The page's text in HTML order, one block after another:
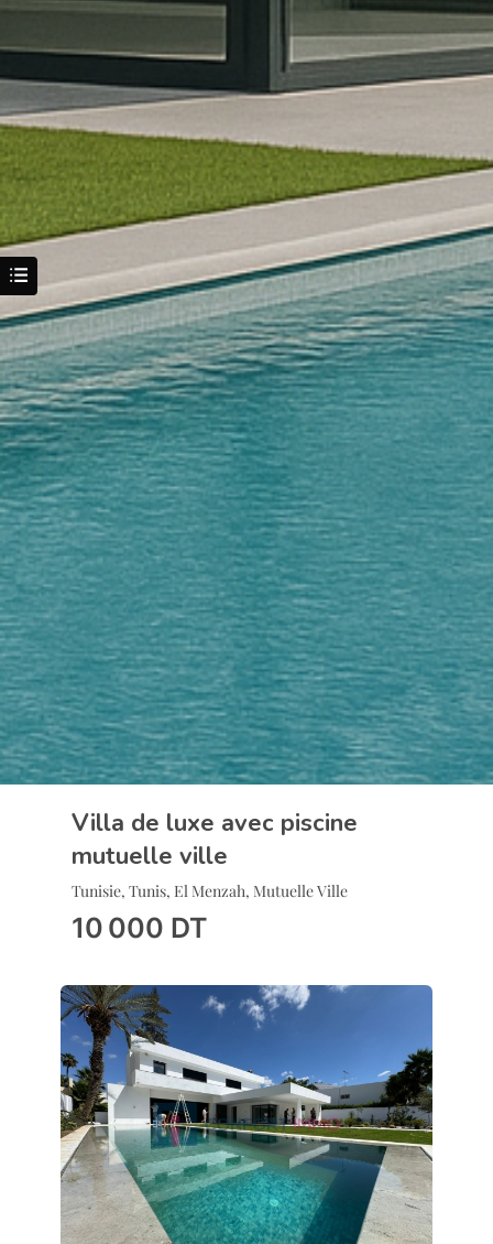
Villa de luxe avec piscine
mutuelle ville
Tunisie, Tunis, El Menzah, Mutuelle Ville
10 000 DT